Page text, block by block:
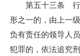
第五十三条 行
形之一的，由上一
负有责任的领导人
犯罪的，依法追究